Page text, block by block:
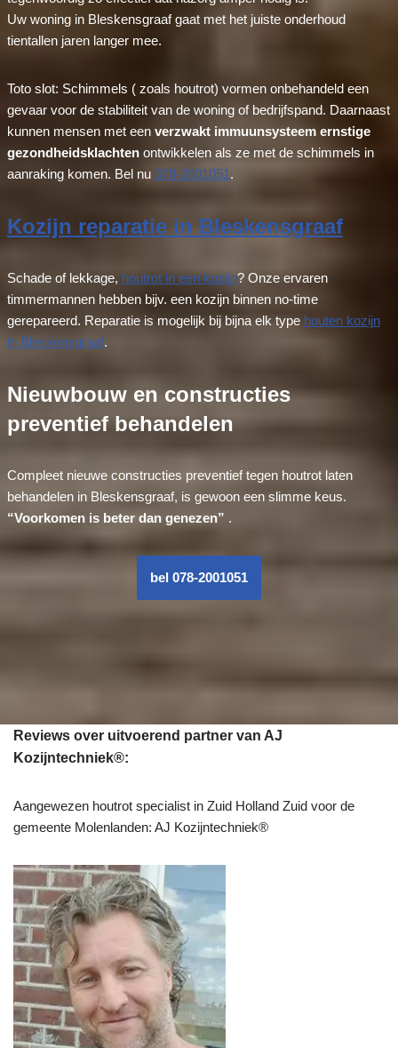
Uw woning in Bleskensgraaf gaat met het juiste onderhoud
tientallen jaren langer mee.
Toto slot: Schimmels ( zoals houtrot) vormen onbehandeld een
gevaar voor de stabiliteit van de woning of bedrijfspand. Daarnaast
kunnen mensen met een verzwakt immuunsysteem ernstige
gezondheidsklachten ontwikkelen als ze met de schimmels in
aanraking komen. Bel nu 078-2001051 .
Kozijn reparatie in Bleskensgraaf
Schade of lekkage, houtrot in een kozijn? Onze ervaren
timmermannen hebben bijv. een kozijn binnen no-time
gerepareerd. Reparatie is mogelijk bij bijna elk type houten kozijn
in Bleskensgraaf.
Nieuwbouw en constructies
preventief behandelen
Compleet nieuwe constructies preventief tegen houtrot laten
behandelen in Bleskensgraaf, is gewoon een slimme keus.
“Voorkomen is beter dan genezen” .
bel 078-2001051
Reviews over uitvoerend partner van AJ
Kozijntechniek®:
Aangewezen houtrot specialist in Zuid Holland Zuid voor de
gemeente Molenlanden: AJ Kozijntechniek®